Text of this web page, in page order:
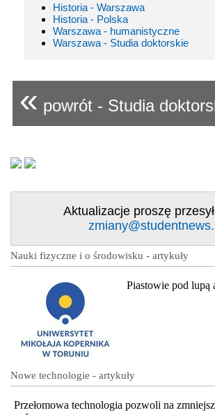
Historia - Warszawa
Historia - Polska
Warszawa - humanistyczne
Warszawa - Studia doktorskie
« powrót - Studia
Aktualizacje proszę
Nauki fizyczne i o środowisku - artykuły
Piastowie pod lupą
Nowe technologie - artykuły
Przełomowa technologia pozwoli na